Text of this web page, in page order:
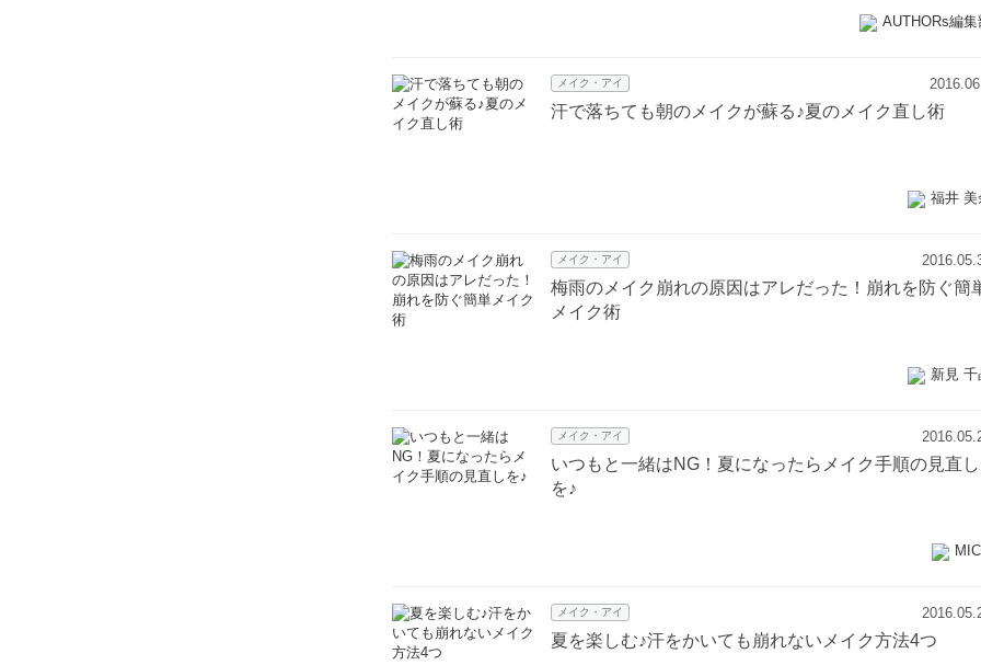
AUTHORs編集
メイク・アイ
汗で落ちても朝のメイクが蘇る♪夏のメイク直し術
福井 美
メイク・アイ
梅雨のメイク崩れの原因はアレだった！崩れを防ぐ簡
メイク術
新見 千
メイク・アイ
いつもと一緒はNG！夏になったらメイク手順の見直し
を♪
メイク・アイ
夏を楽しむ♪汗をかいても崩れないメイク方法4つ